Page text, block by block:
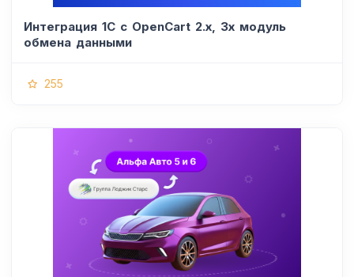
Интеграция 1С с OpenCart 2.x, 3x модуль
обмена данными
255